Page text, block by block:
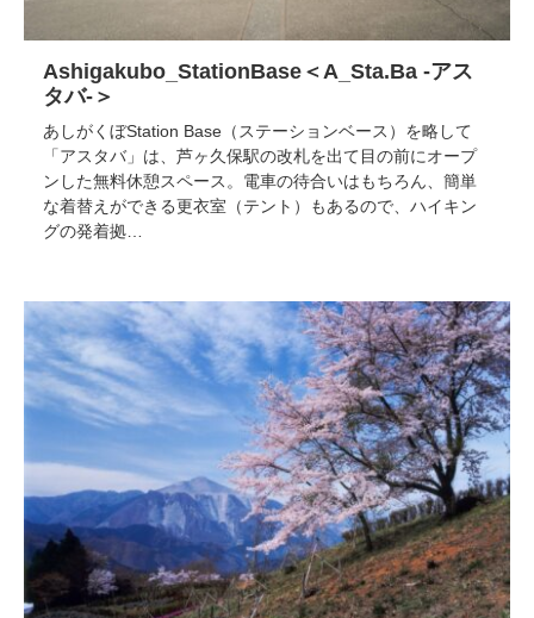
Ashigakubo_StationBase＜A_Sta.Ba -アス
タバ-＞
あしがくぼStation Base（ステーションベース）を略して
「アスタバ」は、芦ヶ久保駅の改札を出て目の前にオープ
ンした無料休憩スペース。電車の待合いはもちろん、簡単
な着替えができる更衣室（テント）もあるので、ハイキン
グの発着拠…